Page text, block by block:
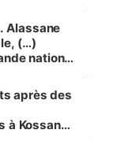
Alassane
(…)
nation
après des
à Kossandji